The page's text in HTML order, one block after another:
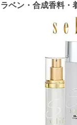
ラベン・合成香料・